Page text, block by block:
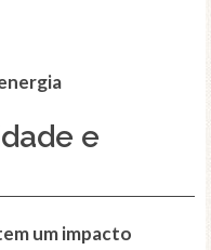
e
um impacto